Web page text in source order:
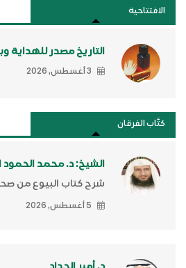
الافتتاحية
التاريخ مصدر للهداية
3 أغسطس, 2026
كتَّاب الفرقان
الشيخ: د. محمد الحمود
شرح كتاب البيوع من
5 أغسطس, 2026